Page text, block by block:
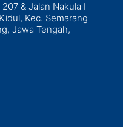
& Jalan Nakula I
Kec. Semarang
Jawa Tengah,